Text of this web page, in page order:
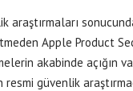
araştırmaları
Apple Product
akabinde açığın
güvenlik